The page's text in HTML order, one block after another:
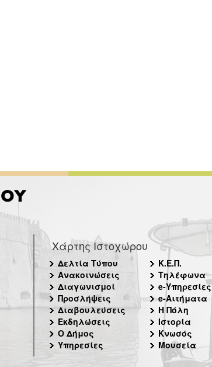
Χάρτης Ιστοχώρου
Δελτία Τύπου
Ανακοινώσεις
Διαγωνισμοί
Προσλήψεις
Διαβουλεύσεις
Εκδηλώσεις
Ο Δήμος
Υπηρεσίες
Κ.Ε.Π.
Τηλέφωνα
e-Υπηρεσίες
e-Αιτήματα
Η Πόλη
Ιστορία
Κνωσός
Μουσεία